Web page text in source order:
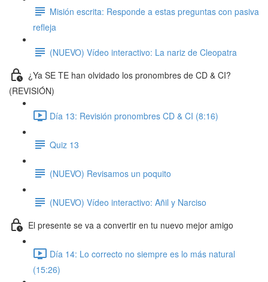
Misión escrita: Responde a estas preguntas con pasiva
refleja
(NUEVO) Vídeo interactivo: La nariz de Cleopatra
¿Ya SE TE han olvidado los pronombres de CD & CI?
(REVISIÓN)
Día 13: Revisión pronombres CD & CI (8:16)
Quiz 13
(NUEVO) Revisamos un poquito
(NUEVO) Vídeo interactivo: Añil y Narciso
El presente se va a convertir en tu nuevo mejor amigo
Día 14: Lo correcto no siempre es lo más natural
(15:26)